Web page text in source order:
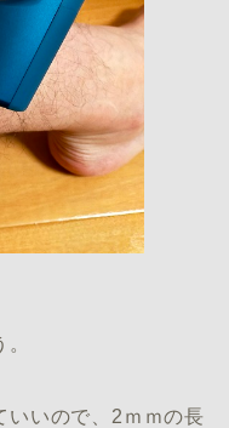
いいので、2ｍｍの長